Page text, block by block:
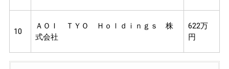
10
ＡＯＩ ＴＹＯ Ｈｏｌｄｉｎｇｓ 株
式会社
622万
円